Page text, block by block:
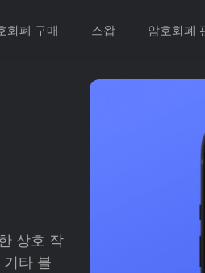
화폐 구매 스왑 암호화폐
상호 작
타 블